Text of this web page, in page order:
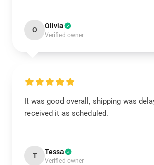
O Olivia
Verified owner
It was good overall, shipping was
received it as scheduled.
T Tessa
Verified owner